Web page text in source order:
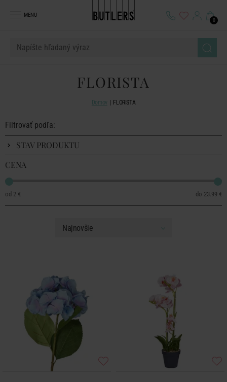
MENU
0
FLORISTA
Domov FLORISTA
Filtrovať podľa:
STAV PRODUKTU
CENA
2 € 23.99 €